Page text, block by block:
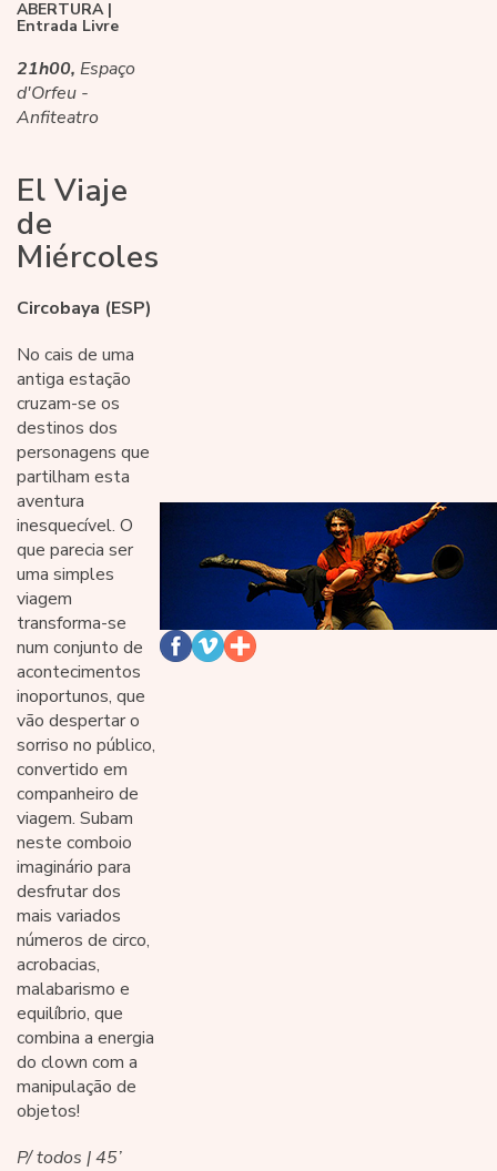
ABERTURA |
Entrada Livre
21h00, Espaço
d'Orfeu -
Anfiteatro
El Viaje
de
Miércoles
Circobaya (ESP)
No cais de uma
antiga estação
cruzam-se os
destinos dos
personagens que
partilham esta
aventura
inesquecível. O
que parecia ser
uma simples
viagem
transforma-se
num conjunto de
acontecimentos
inoportunos, que
vão despertar o
sorriso no público,
convertido em
companheiro de
viagem. Subam
neste comboio
imaginário para
desfrutar dos
mais variados
números de circo,
acrobacias,
malabarismo e
equilíbrio, que
combina a energia
do clown com a
manipulação de
objetos!
P/ todos | 45’